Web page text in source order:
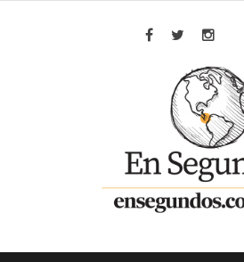
Facebook
Twitter